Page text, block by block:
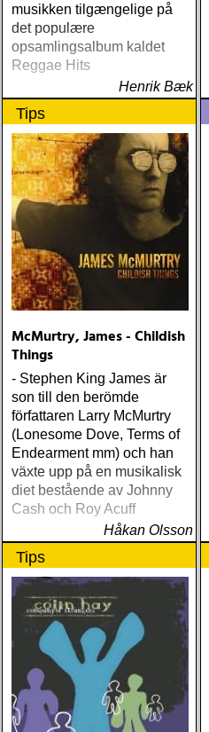
musikken tilgængelige på
det populære
opsamlingsalbum kaldet
Reggae Hits
Henrik Bæk
Tips
McMurtry, James - Childish
Things
- Stephen King James är
son till den berömde
författaren Larry McMurtry
(Lonesome Dove, Terms of
Endearment mm) och han
växte upp på en musikalisk
diet bestående av Johnny
Cash och Roy Acuff
Håkan Olsson
Tips